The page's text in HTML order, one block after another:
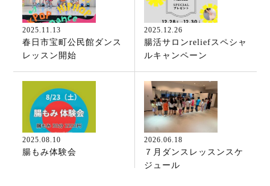
2025.11.13
春日市宝町公民館ダンス
レッスン開始
2025.12.26
腸活サロンreliefスペシャ
ルキャンペーン
2025.08.10
腸もみ体験会
2026.06.18
７月ダンスレッスンスケ
ジュール